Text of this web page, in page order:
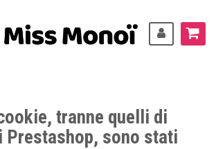
tranne quelli di
Prestashop, sono stati